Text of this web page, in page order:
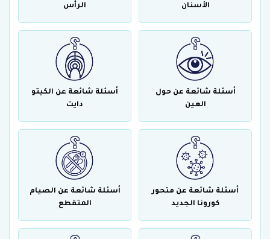
الأسنان
الرأس
أسئلة شائعة عن حول
العين
أسئلة شائعة عن الكيتو
دايت
أسئلة شائعة عن متحور
كورونا الجديد
أسئلة شائعة عن الصيام
المتقطع